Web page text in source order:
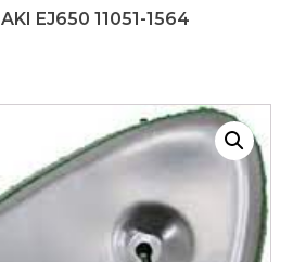
EJ650 11051-1564